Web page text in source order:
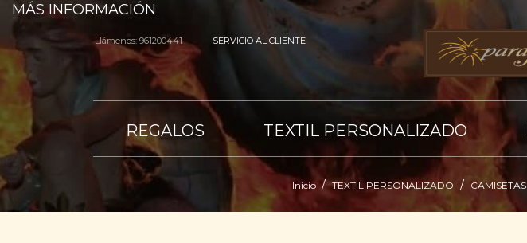
MÁS INFORMACIÓN
Llámenos: 961200441 SERVICIO AL CLIENTE
REGALOS TEXTIL PERSONALIZADO
Inicio TEXTIL PERSONALIZADO CAMISETAS